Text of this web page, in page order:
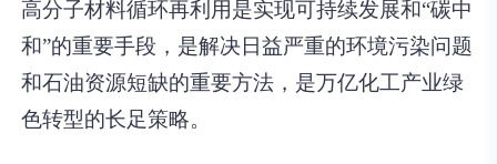
高分子材料循环再利用是实现可持续发展和“碳中
和”的重要手段，是解决日益严重的环境污染问题
和石油资源短缺的重要方法，是万亿化工产业绿
色转型的长足策略。